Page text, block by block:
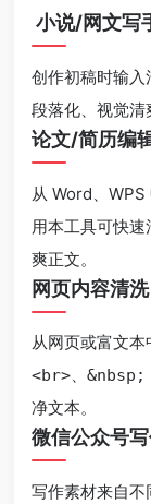
小说/网文写
创作初稿时输
段落化、视觉清
论文/简历编
从 Word、
用本工具可快
爽正文。
网页内容清洗
从网页或富文
<br>、 &nbsp;
净文本。
微信公众号
写作素材来自